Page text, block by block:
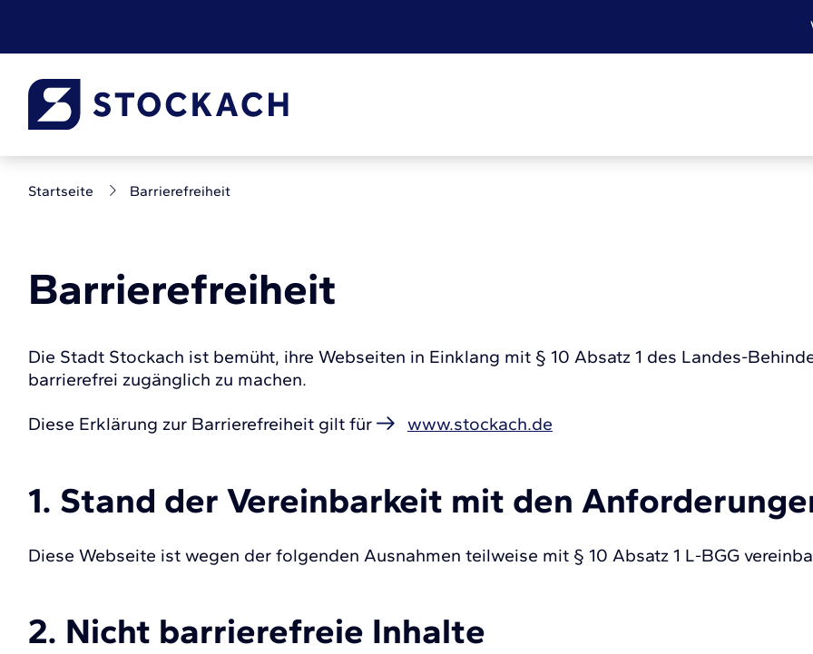
Startseite Barrierefreiheit
Barrierefreiheit
Die Stadt Stockach ist bemüht, ihre Webseiten in Einklang mit § 10 Absatz 1 des Landes-
barrierefrei zugänglich zu machen.
Diese Erklärung zur Barrierefreiheit gilt für www.stockach.de
1. Stand der Vereinbarkeit mit den
Diese Webseite ist wegen der folgenden Ausnahmen teilweise mit § 10 Absatz 1 L-BGG
2. Nicht barrierefreie Inhalte